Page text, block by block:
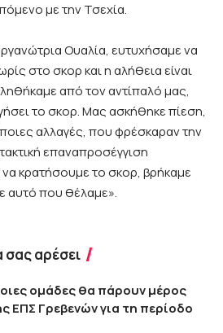
με την Τσεχία.
Ουαλία, ευτυχήσαμε να
στο σκορ και η αλήθεια είναι
από τον αντίπαλό μας,
το σκορ. Μας ασκήθηκε πίεση,
αλλαγές, που φρέσκαραν την
επαναπροσέγγιση
κρατήσουμε το σκορ, βρήκαμε
αυτό που θέλαμε».
σας αρέσει
ομάδες θα πάρουν μέρος
Γρεβενών για τη περίοδο